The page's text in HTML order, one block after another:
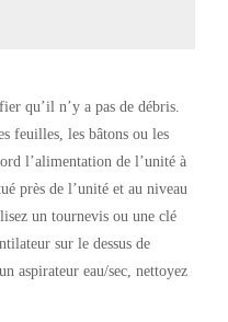
qu’il n’y a pas de débris.
feuilles, les bâtons ou les
l’alimentation de l’unité à
près de l’unité et au niveau
un tournevis ou une clé
sur le dessus de
aspirateur eau/sec, nettoyez